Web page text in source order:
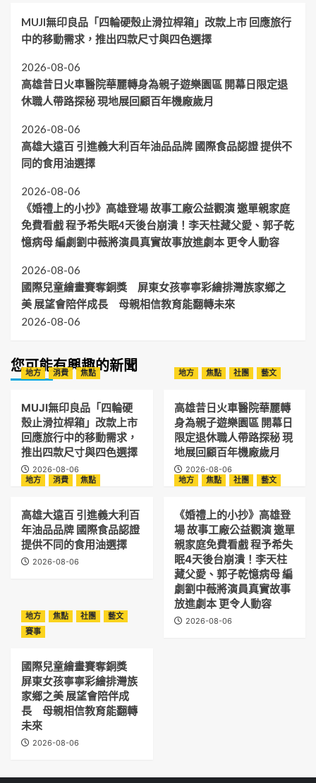
MUJI無印良品「四輪硬殼止滑拉桿箱」改款上市 回應旅行
中的移動需求，推出四款尺寸與四色選擇
2026-08-06
高雄昔日火車醫院華麗轉身為親子遊樂園區 開幕日限定退
休職人帶路探秘 現地展回顧百年機廠歲月
2026-08-06
高雄大遠百 引進義大利百年油品品牌 國際食品認證 提供不
同的食用油選擇
2026-08-06
《婚禮上的小抄》高雄登場 故事工廠公益觀演 邀單親家庭
免費看戲 程予希失眠4天後台崩潰！李天柱藏父愛、郭子乾
憶病母 編劇劉中薇將演員真實故事放進劇本 更令人動容
2026-08-06
國際兒童繪畫賽奪銅獎 屏東女孩寧寧彩繪排灣族家鄉之
美 展望會陪伴成長 母親相信教育能翻轉未來
2026-08-06
您可能有興趣的新聞
地方 消費 焦點
MUJI無印良品「四輪硬
殼止滑拉桿箱」改款上市
回應旅行中的移動需求，
推出四款尺寸與四色選擇
2026-08-06
地方 焦點 社團 藝文
高雄昔日火車醫院華麗轉
身為親子遊樂園區 開幕日
限定退休職人帶路探秘 現
地展回顧百年機廠歲月
2026-08-06
地方
消費 焦點
高雄大遠百 引進義大利百
年油品品牌 國際食品認證
提供不同的食用油選擇
2026-08-06
地方 焦點 社團 藝文
《婚禮上的小抄》高雄登
場 故事工廠公益觀演 邀單
親家庭免費看戲 程予希失
眠4天後台崩潰！李天柱
藏父愛、郭子乾憶病母 編
劇劉中薇將演員真實故事
放進劇本 更令人動容
2026-08-06
地方 焦點 社團
藝文
賽事
國際兒童繪畫賽奪銅獎
屏東女孩寧寧彩繪排灣族
家鄉之美 展望會陪伴成
長 母親相信教育能翻轉
未來
2026-08-06